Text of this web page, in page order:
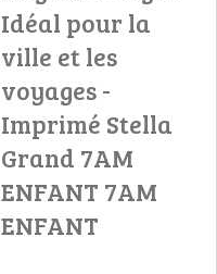
Idéal pour la
ville et les
voyages -
Imprimé Stella
Grand 7AM
ENFANT 7AM
ENFANT